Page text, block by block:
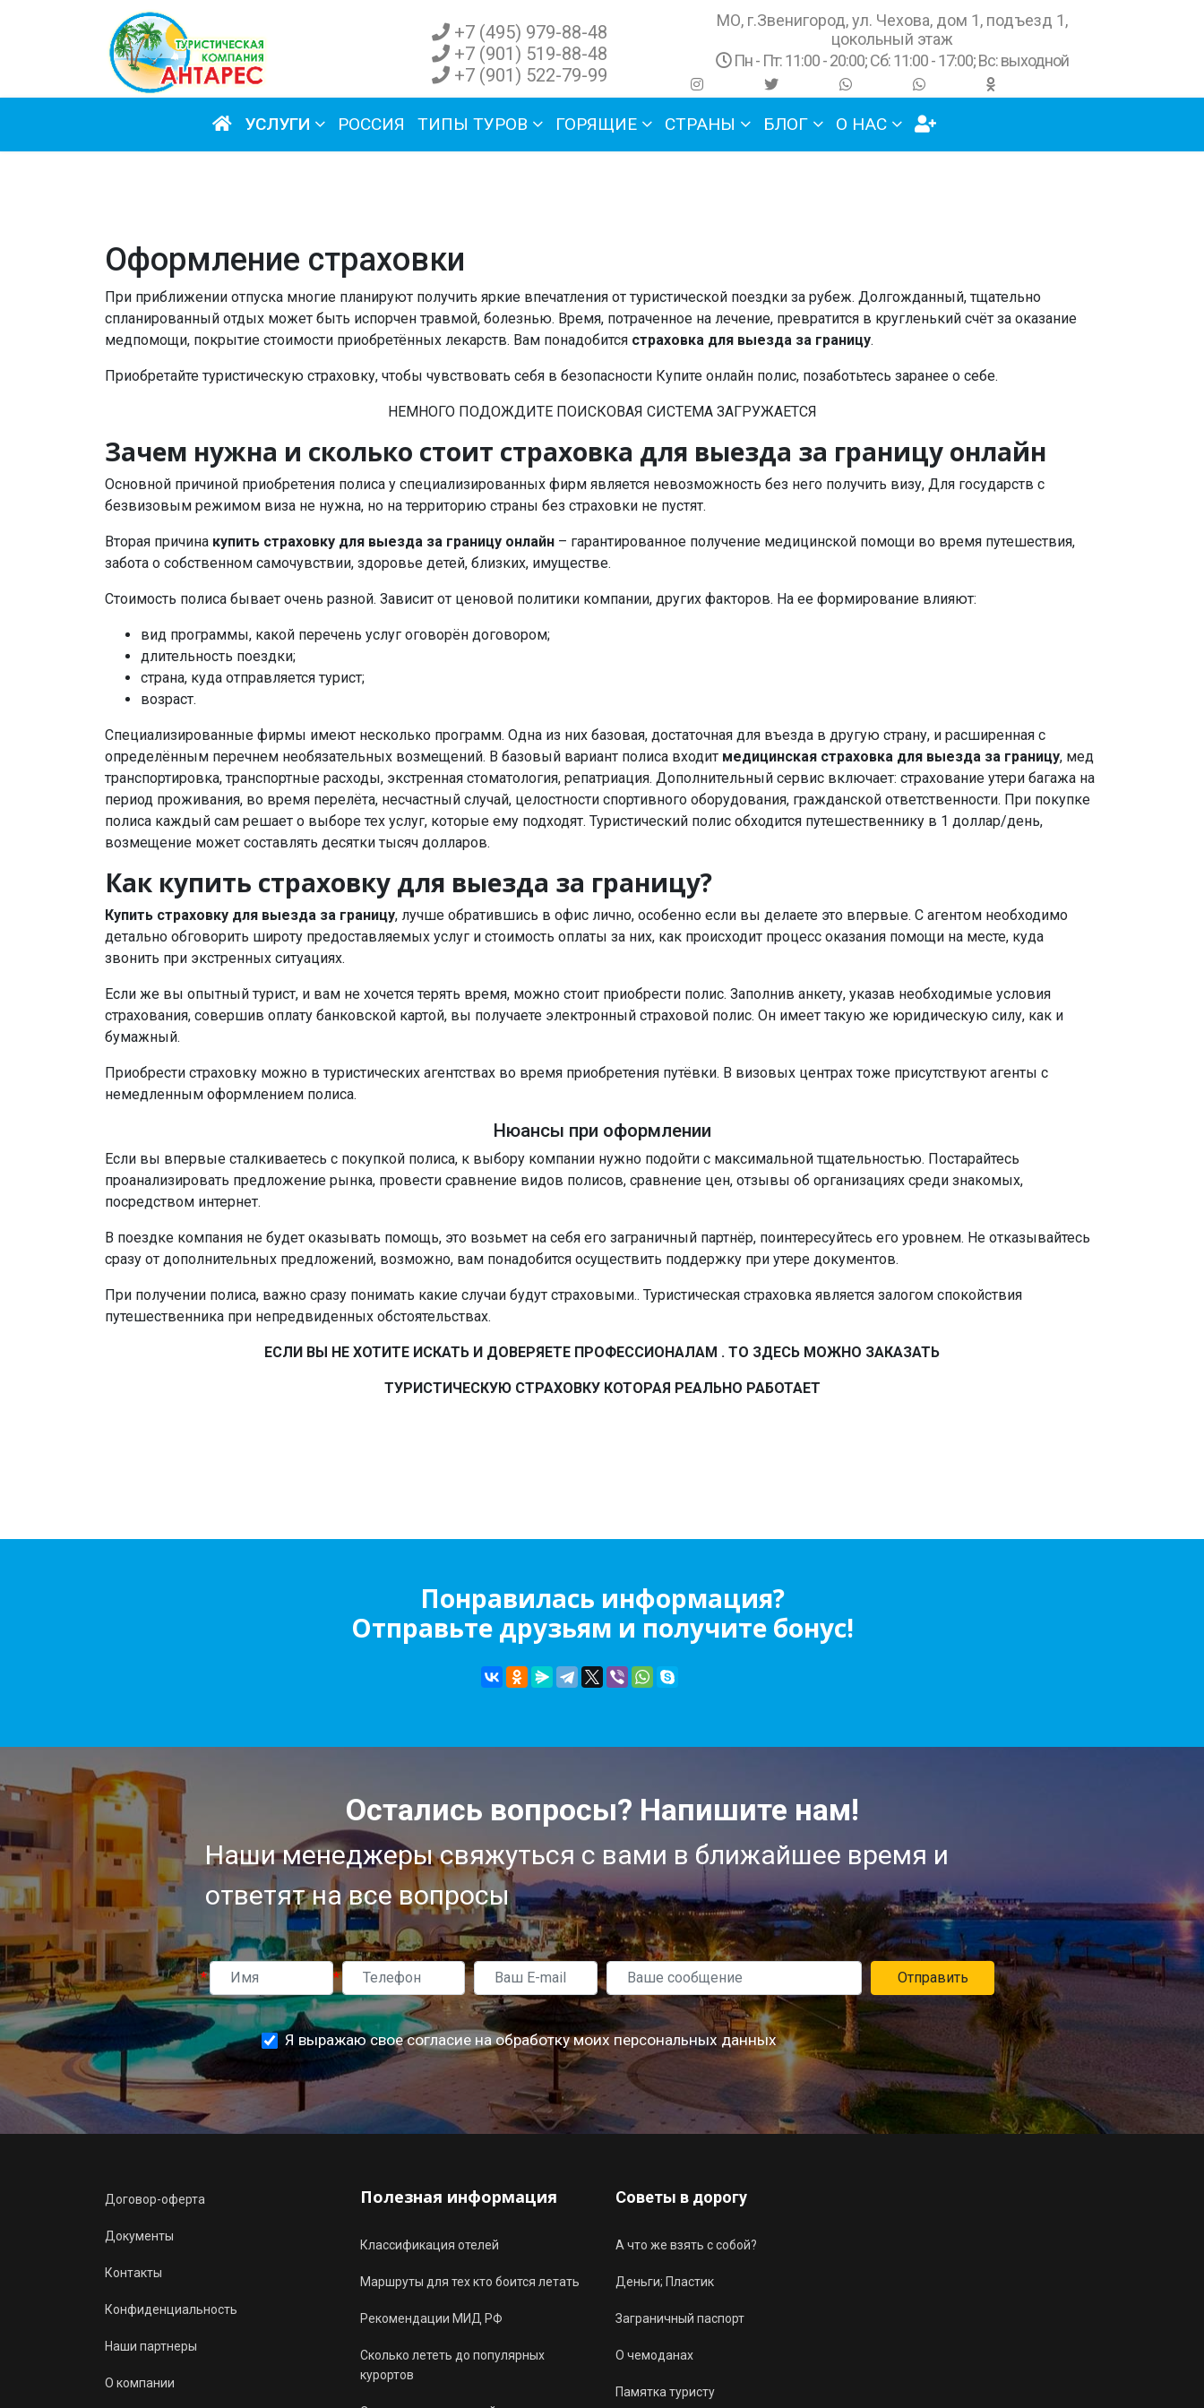
+7 (495) 979-88-48
+7 (901) 519-88-48
+7 (901) 522-79-99
МО, г.Звенигород, ул. Чехова, дом 1, подъезд 1,
цокольный этаж
Пн - Пт: 11:00 - 20:00; Сб: 11:00 - 17:00; Вс: выходной
УСЛУГИ РОССИЯ ТИПЫ ТУРОВ ГОРЯЩИЕ СТРАНЫ БЛОГ О НАС
Оформление страховки
При приближении отпуска многие планируют получить яркие впечатления от туристической поездки за рубеж. Долгожданный, тщательно
спланированный отдых может быть испорчен травмой, болезнью. Время, потраченное на лечение, превратится в кругленький счёт за оказание
медпомощи, покрытие стоимости приобретённых лекарств. Вам понадобится страховка для выезда за границу.
Приобретайте туристическую страховку, чтобы чувствовать себя в безопасности Купите онлайн полис, позаботьтесь заранее о себе.
НЕМНОГО ПОДОЖДИТЕ ПОИСКОВАЯ СИСТЕМА ЗАГРУЖАЕТСЯ
Зачем нужна и сколько стоит страховка для выезда за границу онлайн
Основной причиной приобретения полиса у специализированных фирм является невозможность без него получить визу, Для государств с
безвизовым режимом виза не нужна, но на территорию страны без страховки не пустят.
Вторая причина купить страховку для выезда за границу онлайн – гарантированное получение медицинской помощи во время путешествия,
забота о собственном самочувствии, здоровье детей, близких, имуществе.
Стоимость полиса бывает очень разной. Зависит от ценовой политики компании, других факторов. На ее формирование влияют:
вид программы, какой перечень услуг оговорён договором;
длительность поездки;
страна, куда отправляется турист;
возраст.
Специализированные фирмы имеют несколько программ. Одна из них базовая, достаточная для въезда в другую страну, и расширенная с
определённым перечнем необязательных возмещений. В базовый вариант полиса входит медицинская страховка для выезда за границу, мед
транспортировка, транспортные расходы, экстренная стоматология, репатриация. Дополнительный сервис включает: страхование утери багажа на
период проживания, во время перелёта, несчастный случай, целостности спортивного оборудования, гражданской ответственности. При покупке
полиса каждый сам решает о выборе тех услуг, которые ему подходят. Туристический полис обходится путешественнику в 1 доллар/день,
возмещение может составлять десятки тысяч долларов.
Как купить страховку для выезда за границу?
Купить страховку для выезда за границу, лучше обратившись в офис лично, особенно если вы делаете это впервые. С агентом необходимо
детально обговорить широту предоставляемых услуг и стоимость оплаты за них, как происходит процесс оказания помощи на месте, куда
звонить при экстренных ситуациях.
Если же вы опытный турист, и вам не хочется терять время, можно стоит приобрести полис. Заполнив анкету, указав необходимые условия
страхования, совершив оплату банковской картой, вы получаете электронный страховой полис. Он имеет такую же юридическую силу, как и
бумажный.
Приобрести страховку можно в туристических агентствах во время приобретения путёвки. В визовых центрах тоже присутствуют агенты с
немедленным оформлением полиса.
Нюансы при оформлении
Если вы впервые сталкиваетесь с покупкой полиса, к выбору компании нужно подойти с максимальной тщательностью. Постарайтесь
проанализировать предложение рынка, провести сравнение видов полисов, сравнение цен, отзывы об организациях среди знакомых,
посредством интернет.
В поездке компания не будет оказывать помощь, это возьмет на себя его заграничный партнёр, поинтересуйтесь его уровнем. Не отказывайтесь
сразу от дополнительных предложений, возможно, вам понадобится осуществить поддержку при утере документов.
При получении полиса, важно сразу понимать какие случаи будут страховыми.. Туристическая страховка является залогом спокойствия
путешественника при непредвиденных обстоятельствах.
ЕСЛИ ВЫ НЕ ХОТИТЕ ИСКАТЬ И ДОВЕРЯЕТЕ ПРОФЕССИОНАЛАМ . ТО ЗДЕСЬ МОЖНО ЗАКАЗАТЬ
ТУРИСТИЧЕСКУЮ СТРАХОВКУ КОТОРАЯ РЕАЛЬНО РАБОТАЕТ
Понравилась информация?
Отправьте друзьям и получите бонус!
Остались вопросы? Напишите нам!
Наши менеджеры свяжуться с вами в ближайшее время и
ответят на все вопросы
* * Отправить
Я выражаю свое согласие на обработку моих персональных данных
Договор-оферта
Документы
Контакты
Конфиденциальность
Наши партнеры
О компании
Полезная информация
Классификация отелей
Маршруты для тех кто боится летать
Рекомендации МИД РФ
Сколько лететь до популярных
курортов
Советы в дорогу
А что же взять с собой?
Деньги; Пластик
Заграничный паспорт
О чемоданах
Памятка туристу